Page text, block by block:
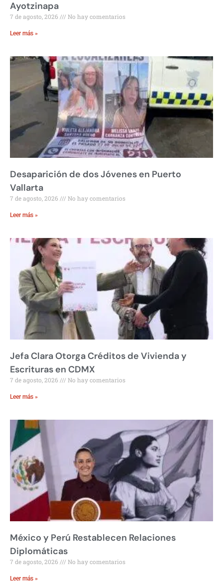
Ayotzinapa
7 de agosto, 2026 No hay comentarios
Leer más »
Desaparición de dos Jóvenes en Puerto
Vallarta
7 de agosto, 2026 No hay comentarios
Leer más »
Jefa Clara Otorga Créditos de Vivienda y
Escrituras en CDMX
7 de agosto, 2026 No hay comentarios
Leer más »
México y Perú Restablecen Relaciones
Diplomáticas
7 de agosto, 2026 No hay comentarios
Leer más »